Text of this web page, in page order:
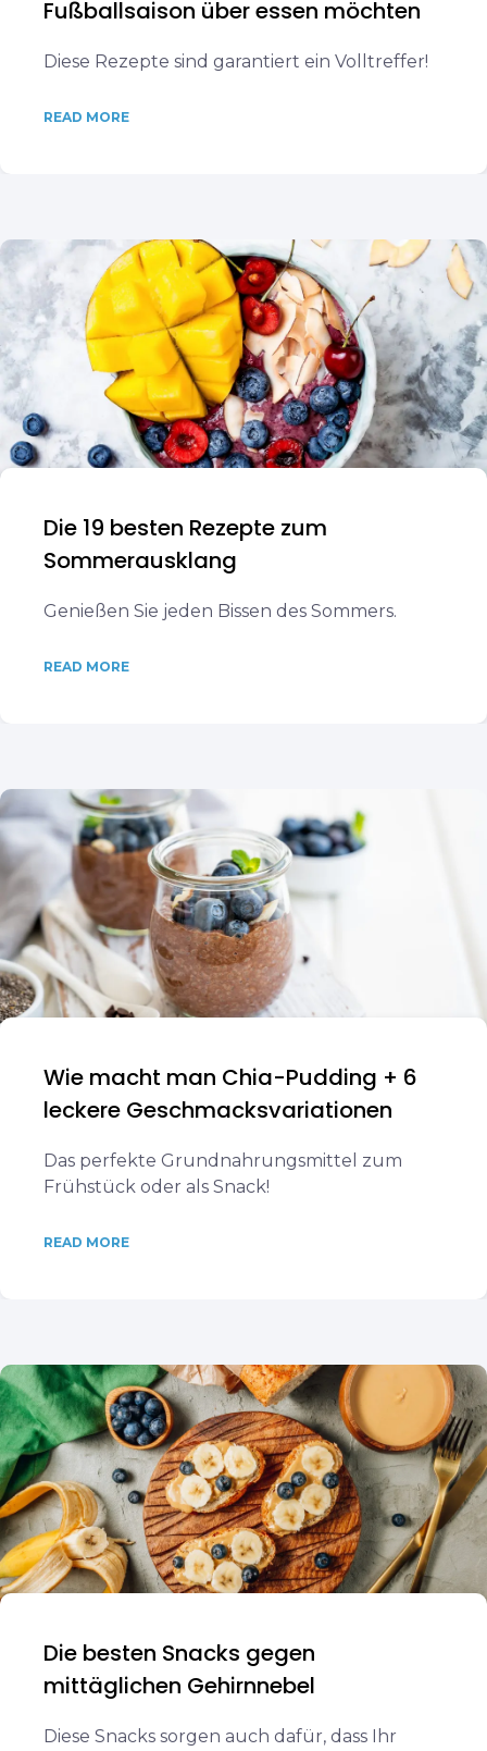
Fußballsaison über essen möchten
Diese Rezepte sind garantiert ein Volltreffer!
READ MORE
Die 19 besten Rezepte zum
Sommerausklang
Genießen Sie jeden Bissen des Sommers.
READ MORE
Wie macht man Chia-Pudding + 6
leckere Geschmacksvariationen
Das perfekte Grundnahrungsmittel zum
Frühstück oder als Snack!
READ MORE
Die besten Snacks gegen
mittäglichen Gehirnnebel
Diese Snacks sorgen auch dafür, dass Ihr